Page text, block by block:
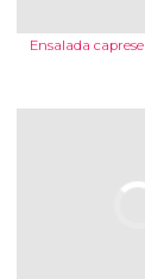
Ensalada caprese